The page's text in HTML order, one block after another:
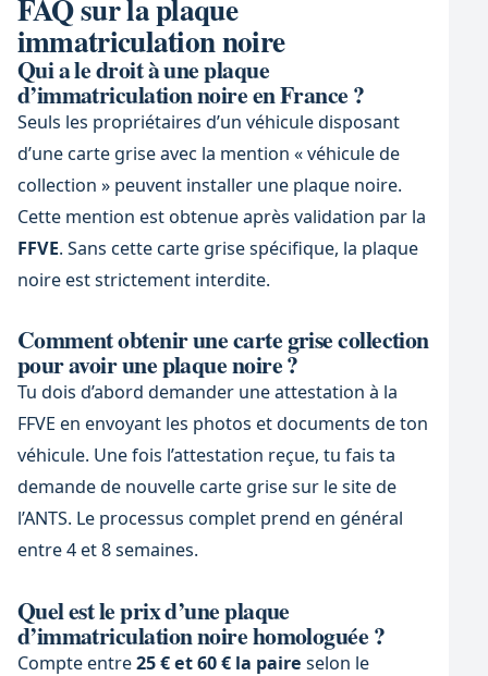
immatriculation noire
Qui a le droit à une plaque
d’immatriculation noire en France ?
Seuls les propriétaires d’un véhicule disposant
d’une carte grise avec la mention « véhicule de
collection » peuvent installer une plaque noire.
Cette mention est obtenue après validation par la
FFVE. Sans cette carte grise spécifique, la plaque
noire est strictement interdite.
Comment obtenir une carte grise collection
pour avoir une plaque noire ?
Tu dois d’abord demander une attestation à la
FFVE en envoyant les photos et documents de ton
véhicule. Une fois l’attestation reçue, tu fais ta
demande de nouvelle carte grise sur le site de
l’ANTS. Le processus complet prend en général
entre 4 et 8 semaines.
Quel est le prix d’une plaque
d’immatriculation noire homologuée ?
Compte entre25 € et 60 € la paire selon le